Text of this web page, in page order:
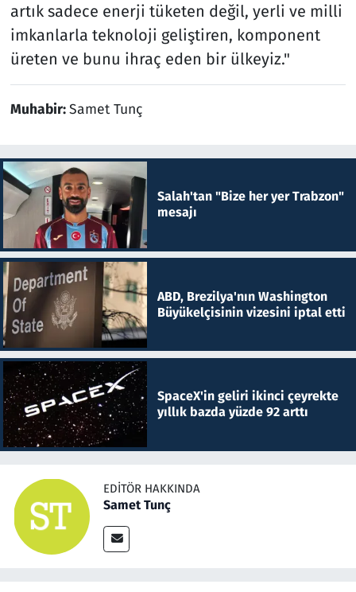
artık sadece enerji tüketen değil, yerli ve milli
imkanlarla teknoloji geliştiren, komponent
üreten ve bunu ihraç eden bir ülkeyiz."
Muhabir:Samet Tunç
Salah'tan "Bize her yer Trabzon"
mesajı
ABD, Brezilya'nın Washington
Büyükelçisinin vizesini iptal etti
SpaceX'in geliri ikinci çeyrekte
yıllık bazda yüzde 92 arttı
EDITÖR HAKKINDA
Samet Tunç